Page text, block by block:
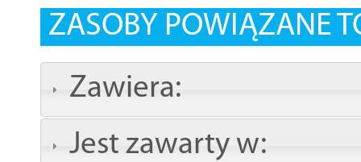
ZASOBY POWIĄZANE
Zawiera:
Jest zawarty w: